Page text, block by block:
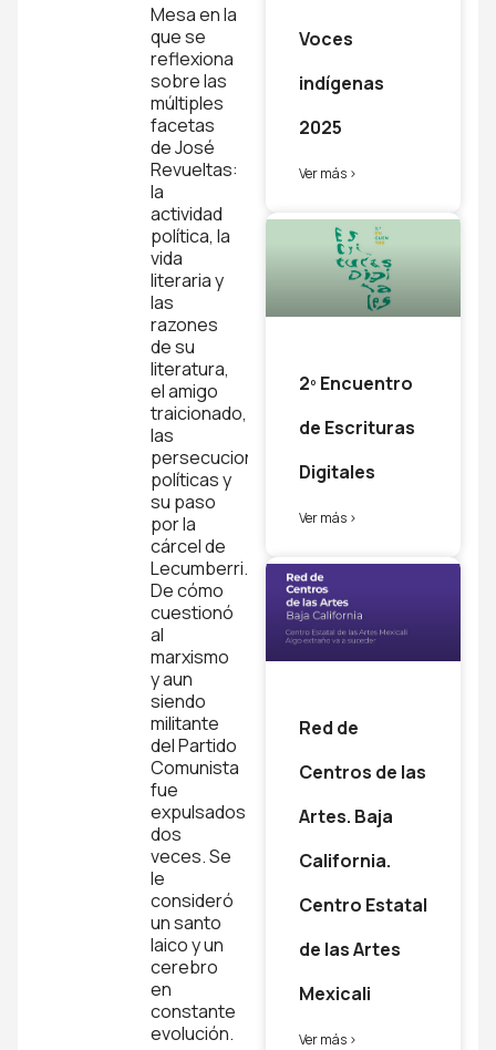
Mesa en la
que se
reflexiona
sobre las
múltiples
facetas
de José
Revueltas:
la
actividad
política, la
vida
literaria y
las
razones
de su
literatura,
el amigo
traicionado,
las
persecuciones
políticas y
su paso
por la
cárcel de
Lecumberri.
De cómo
cuestionó
al
marxismo
y aun
siendo
militante
del Partido
Comunista
fue
expulsados
dos
veces. Se
le
consideró
un santo
laico y un
cerebro
en
constante
evolución.
Voces
indígenas
2025
Ver más >
2º Encuentro
de Escrituras
Digitales
Ver más >
Red de
Centros de las
Artes. Baja
California.
Centro Estatal
de las Artes
Mexicali
Ver más >